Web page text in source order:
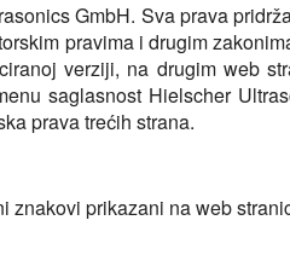
GmbH. Sva prava
pravima i drugim
verziji, na drugim web
saglasnost Hielscher
prava trećih strana.
znakovi prikazani na web